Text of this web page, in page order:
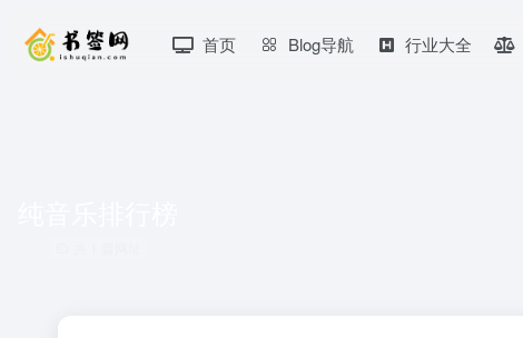
首页 Blog导航 行业大全